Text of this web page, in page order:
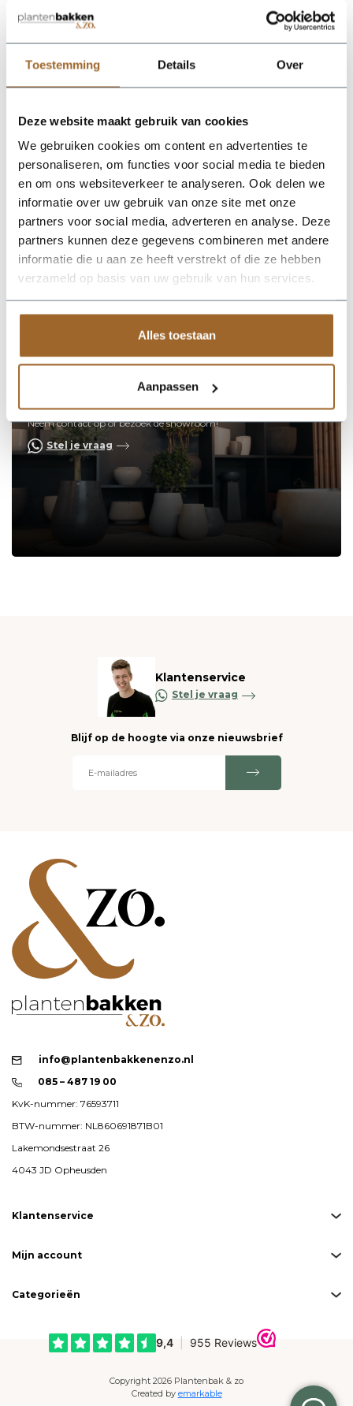
Toestemming Details Over
Deze website maakt gebruik van cookies
We gebruiken cookies om content en advertenties te
personaliseren, om functies voor social media te bieden
en om ons websiteverkeer te analyseren. Ook delen we
informatie over uw gebruik van onze site met onze
partners voor social media, adverteren en analyse. Deze
partners kunnen deze gegevens combineren met andere
informatie die u aan ze heeft verstrekt of die ze hebben
verzameld op basis van uw gebruik van hun services.
Alles toestaan
Aanpassen
proof!
Wij leveren rechtstreeks vanuit het magazijn van
zijn, nemen we contact met je op.
De Terreno Elena 120 - Earth van Luca Lifestyle brengt direct
Dankzij de designvorm krijgt deze plantenbak een herkenbaar
silhouet dat mooi combineert met zowel moderne als
natuurlijke interieurs. De kleur aarde geeft het ontwerp een
rustige, stijlvolle basis en laat groen extra goed tot zijn recht
komen. Het buitenformaat is 120 x 120 x 75 cm, waardoor de
bak voldoende aanwezigheid heeft zonder zijn elegante vorm
te verliezen. Praktische kenmerken: plantgat Ø95 en inhoud
650 liter. De afwerking in fiberglas zorgt voor een luxe look en
maakt deze plantenbak geschikt voor styling in huis, op
kantoor, op het terras of in de tuin. Combineer meerdere
Op zoek naar een vakkundige
hulp?
Neem contact op of bezoek de showroom!
Stel je vraag
Klantenservice
Stel je vraag
Blijf op de hoogte via onze nieuwsbrief
info@plantenbakkenenzo.nl
085 – 487 19 00
KvK-nummer: 76593711
BTW-nummer: NL860691871B01
Lakemondsestraat 26
4043 JD Opheusden
Klantenservice
Mijn account
Categorieën
Copyright 2026 Plantenbak & zo
Created by emarkable